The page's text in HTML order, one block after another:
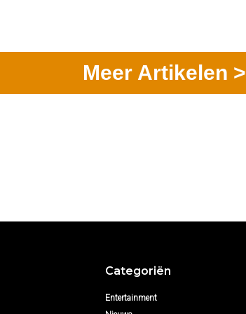
Meer Artikelen >
Categoriën
Entertainment